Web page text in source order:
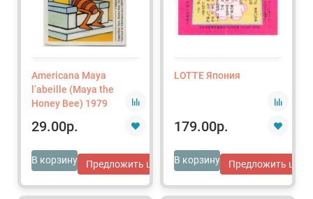
Americana Maya
l’abeille (Maya the
Honey Bee) 1979
29.00р.
В корзину Предложить цену
LOTTE Япония
179.00р.
В корзину Предложить цену